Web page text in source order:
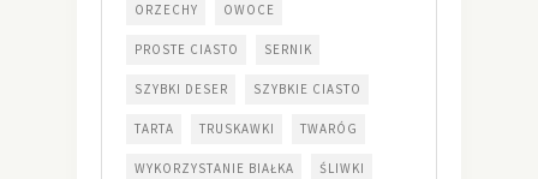
ORZECHY OWOCE
PROSTE CIASTO SERNIK
SZYBKI DESER SZYBKIE CIASTO
TARTA TRUSKAWKI TWARÓG
WYKORZYSTANIE BIAŁKA ŚLIWKI